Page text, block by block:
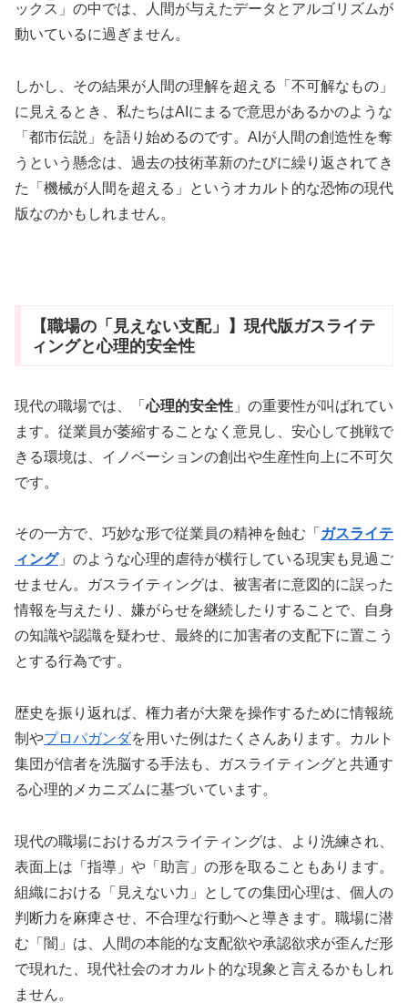
ックス」の中では、人間が与えたデータとアルゴリズムが
動いているに過ぎません。
しかし、その結果が人間の理解を超える「不可解なもの」
に見えるとき、私たちはAIにまるで意思があるかのような
「都市伝説」を語り始めるのです。AIが人間の創造性を奪
うという懸念は、過去の技術革新のたびに繰り返されてき
た「機械が人間を超える」というオカルト的な恐怖の現代
版なのかもしれません。
【職場の「見えない支配」】現代版ガスライテ
ィングと心理的安全性
現代の職場では、「心理的安全性 」の重要性が叫ばれてい
ます。従業員が萎縮することなく意見し、安心して挑戦で
きる環境は、イノベーションの創出や生産性向上に不可欠
です。
その一方で、巧妙な形で従業員の精神を蝕む「 ガスライテ
ィング」のような心理的虐待が横行している現実も見過ご
せません。ガスライティングは、被害者に意図的に誤った
情報を与えたり、嫌がらせを継続したりすることで、自身
の知識や認識を疑わせ、最終的に加害者の支配下に置こう
とする行為です。
歴史を振り返れば、権力者が大衆を操作するために情報統
制やプロパガンダを用いた例はたくさんあります。カルト
集団が信者を洗脳する手法も、ガスライティングと共通す
る心理的メカニズムに基づいています。
現代の職場におけるガスライティングは、より洗練され、
表面上は「指導」や「助言」の形を取ることもあります。
組織における「見えない力」としての集団心理は、個人の
判断力を麻痺させ、不合理な行動へと導きます。職場に潜
む「闇」は、人間の本能的な支配欲や承認欲求が歪んだ形
で現れた、現代社会のオカルト的な現象と言えるかもしれ
ません。